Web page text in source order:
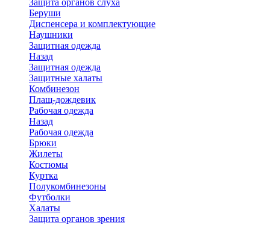
Защита органов слуха
Беруши
Диспенсера и комплектующие
Наушники
Защитная одежда
Назад
Защитная одежда
Защитные халаты
Комбинезон
Плащ-дождевик
Рабочая одежда
Назад
Рабочая одежда
Брюки
Жилеты
Костюмы
Куртка
Полукомбинезоны
Футболки
Халаты
Защита органов зрения